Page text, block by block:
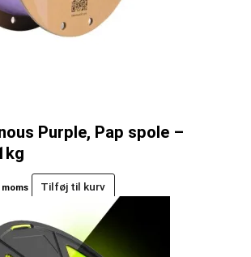
Purple, Pap spole –
moms Tilføj til kurv